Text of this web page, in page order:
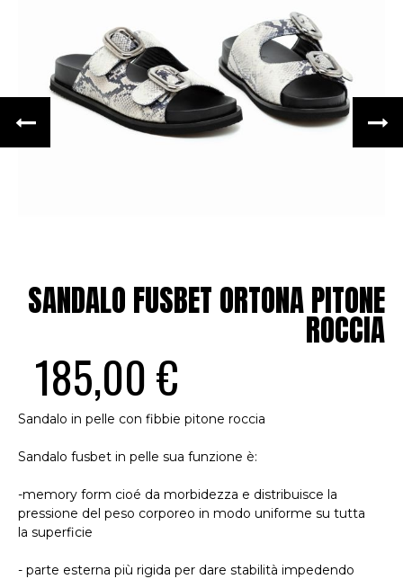
SANDALO FUSBET ORTONA PITONE
ROCCIA
185,00 €
Sandalo in pelle con fibbie pitone roccia
Sandalo fusbet in pelle sua funzione è:
-memory form cioé da morbidezza e distribuisce la
pressione del peso corporeo in modo uniforme su tutta
la superficie
- parte esterna più rigida per dare stabilità impedendo